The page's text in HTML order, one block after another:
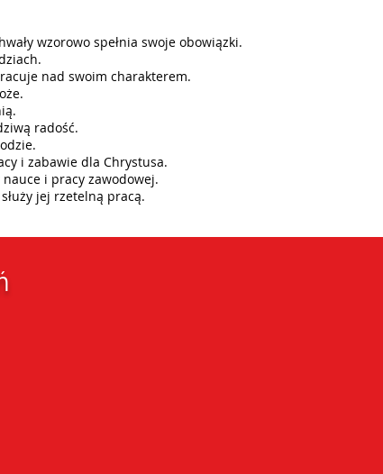
wzorowo spełnia swoje obowiązki.
nad swoim charakterem.
radość.
i zabawie dla Chrystusa.
i pracy zawodowej.
jej rzetelną pracą.